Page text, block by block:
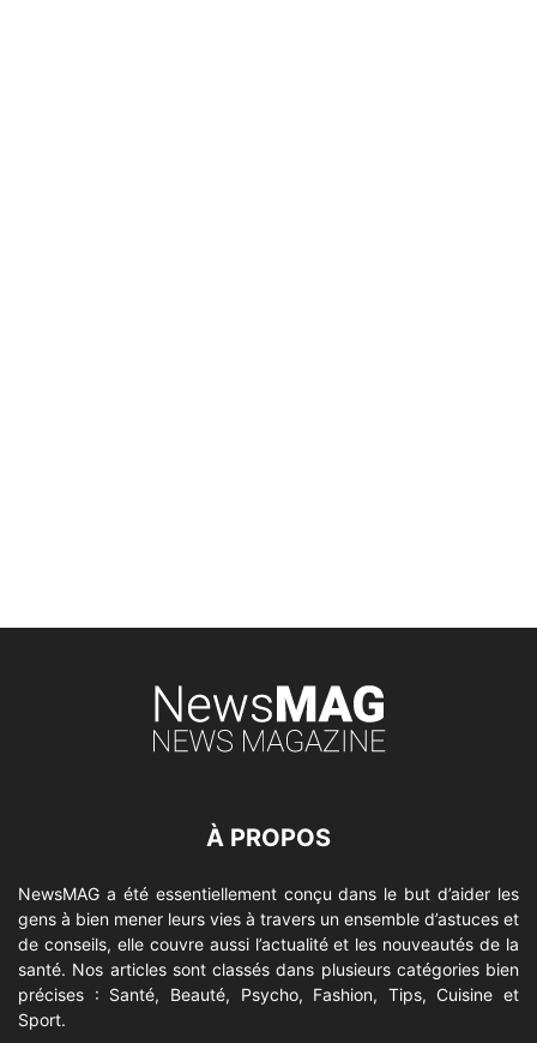
À PROPOS
NewsMAG a été essentiellement conçu dans le but d’aider les
gens à bien mener leurs vies à travers un ensemble d’astuces et
de conseils, elle couvre aussi l’actualité et les nouveautés de la
santé. Nos articles sont classés dans plusieurs catégories bien
précises : Santé, Beauté, Psycho, Fashion, Tips, Cuisine et
Sport.